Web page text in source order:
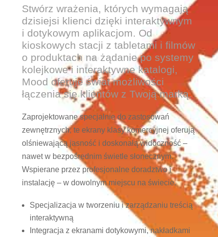
Stwórz wrażenia, których wymagają
dzisiejsi klienci dzięki interaktywnym
i dotykowym aplikacjom. Od
kioskowych stacji z tabletami i filmów
o produktach na żądanie po systemy
kolejkowe i interaktywne katalogi,
Mood oferuje świat możliwości
łączenia się klientów z Twoją marką.
Zaprojektowane specjalnie do zastosowań
zewnętrznych, te ekrany klasy komercyjnej oferują
olśniewającą jasność i doskonałą widoczność –
nawet w bezpośrednim świetle słonecznym.
Wspierane przez profesjonalne doradztwo i
instalację – w dowolnym miejscu na świecie.
Specjalizacja w tworzeniu i zarządzaniu treścią
interaktywną
Integracja z ekranami dotykowymi, nakładkami